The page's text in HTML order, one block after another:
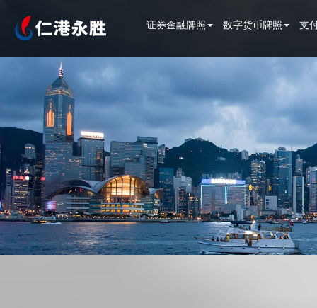
证券金融牌照 数字货币牌照 支